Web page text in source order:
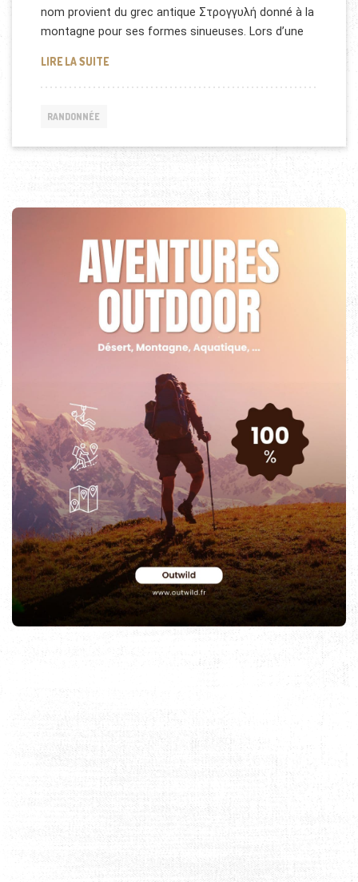
nom provient du grec antique Στρογγυλή donné à la
montagne pour ses formes sinueuses. Lors d’une
LIRE LA SUITECOULÉE DE LAVE AU STROMBOLI (VIDÉO)
RANDONNÉE